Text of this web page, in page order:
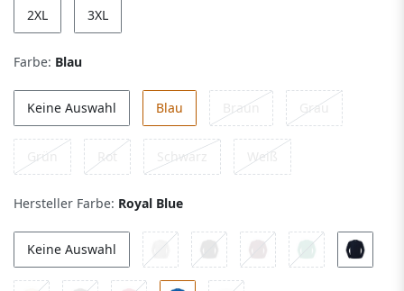
2XL 3XL
Farbe: Blau
Keine Auswahl Blau Braun Grau
Grün Rot Schwarz Weiß
Hersteller Farbe: Royal Blue
Keine Auswahl